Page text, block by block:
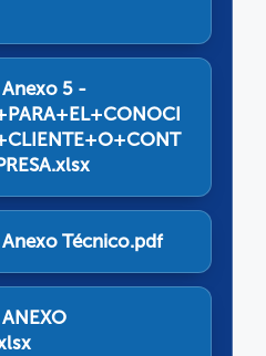
5 -
Técnico.pdf